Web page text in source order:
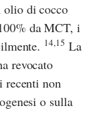
olio di cocco
da MCT, i
14,15 La
revocato
recenti non
o sulla